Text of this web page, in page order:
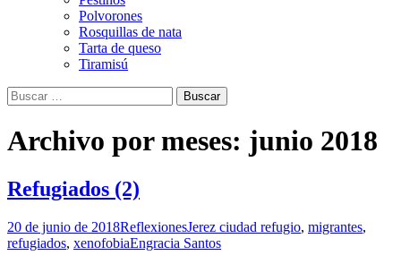
Polvorones
Rosquillas de nata
Tarta de queso
Tiramisú
Buscar:
Archivo por meses: junio 2018
Refugiados (2)
20 de junio de 2018ReflexionesJerez ciudad refugio, migrantes,
refugiados, xenofobiaEngracia Santos